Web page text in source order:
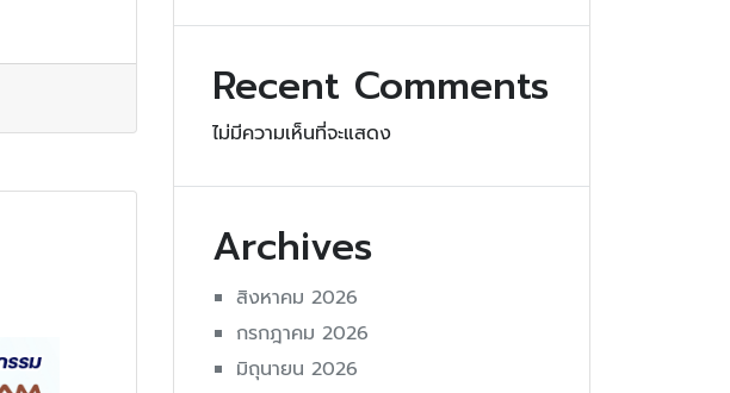
Recent Comments
ไม่มีความเห็นที่จะแสดง
Archives
สิงหาคม 2026
กรกฎาคม 2026
มิถุนายน 2026